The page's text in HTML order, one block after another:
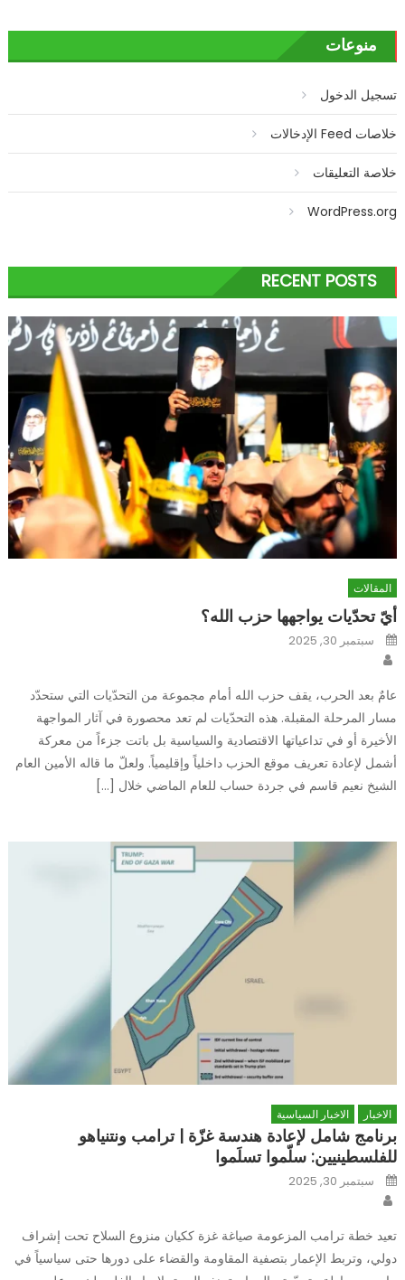
منوعات
تسجيل الدخول
خلاصات Feed الإدخالات
خلاصة التعليقات
WordPress.org
RECENT POSTS
المقالات
أيّ تحدّيات يواجهها حزب الله؟
Posted
onسبتمبر 30, 2025
عامٌ بعد الحرب، يقف حزب الله أمام مجموعة من التحدّيات التي ستحدّد
مسار المرحلة المقبلة. هذه التحدّيات لم تعد محصورة في آثار المواجهة
الأخيرة أو في تداعياتها الاقتصادية والسياسية بل باتت جزءاً من معركة
أشمل لإعادة تعريف موقع الحزب داخلياً وإقليمياً. ولعلّ ما قاله الأمين العام
الشيخ نعيم قاسم في جردة حساب للعام الماضي خلال […]
الاخبار الاخبار السياسية
برنامج شامل لإعادة هندسة غزّة | ترامب ونتنياهو
للفلسطينيين: سلّموا تسلَموا
Posted
onسبتمبر 30, 2025
تعيد خطة ترامب المزعومة صياغة غزة ككيان منزوع السلاح تحت إشراف
دولي، وتربط الإعمار بتصفية المقاومة والقضاء على دورها حتى سياسياً في